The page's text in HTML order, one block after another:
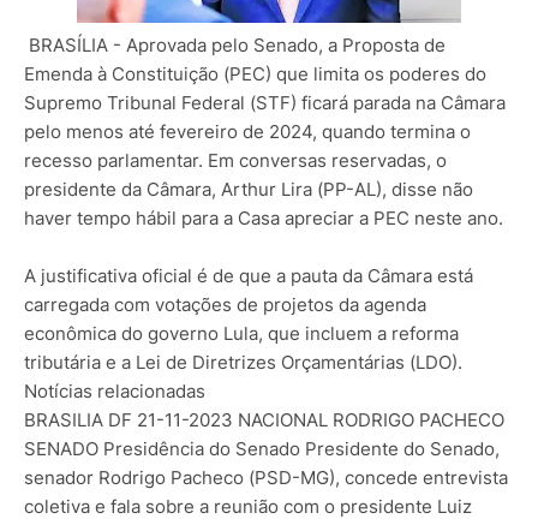
BRASÍLIA - Aprovada pelo Senado, a Proposta de
Emenda à Constituição (PEC) que limita os poderes do
Supremo Tribunal Federal (STF) ficará parada na Câmara
pelo menos até fevereiro de 2024, quando termina o
recesso parlamentar. Em conversas reservadas, o
presidente da Câmara, Arthur Lira (PP-AL), disse não
haver tempo hábil para a Casa apreciar a PEC neste ano.
A justificativa oficial é de que a pauta da Câmara está
carregada com votações de projetos da agenda
econômica do governo Lula, que incluem a reforma
tributária e a Lei de Diretrizes Orçamentárias (LDO).
Notícias relacionadas
BRASILIA DF 21-11-2023 NACIONAL RODRIGO PACHECO
SENADO Presidência do Senado Presidente do Senado,
senador Rodrigo Pacheco (PSD-MG), concede entrevista
coletiva e fala sobre a reunião com o presidente Luiz